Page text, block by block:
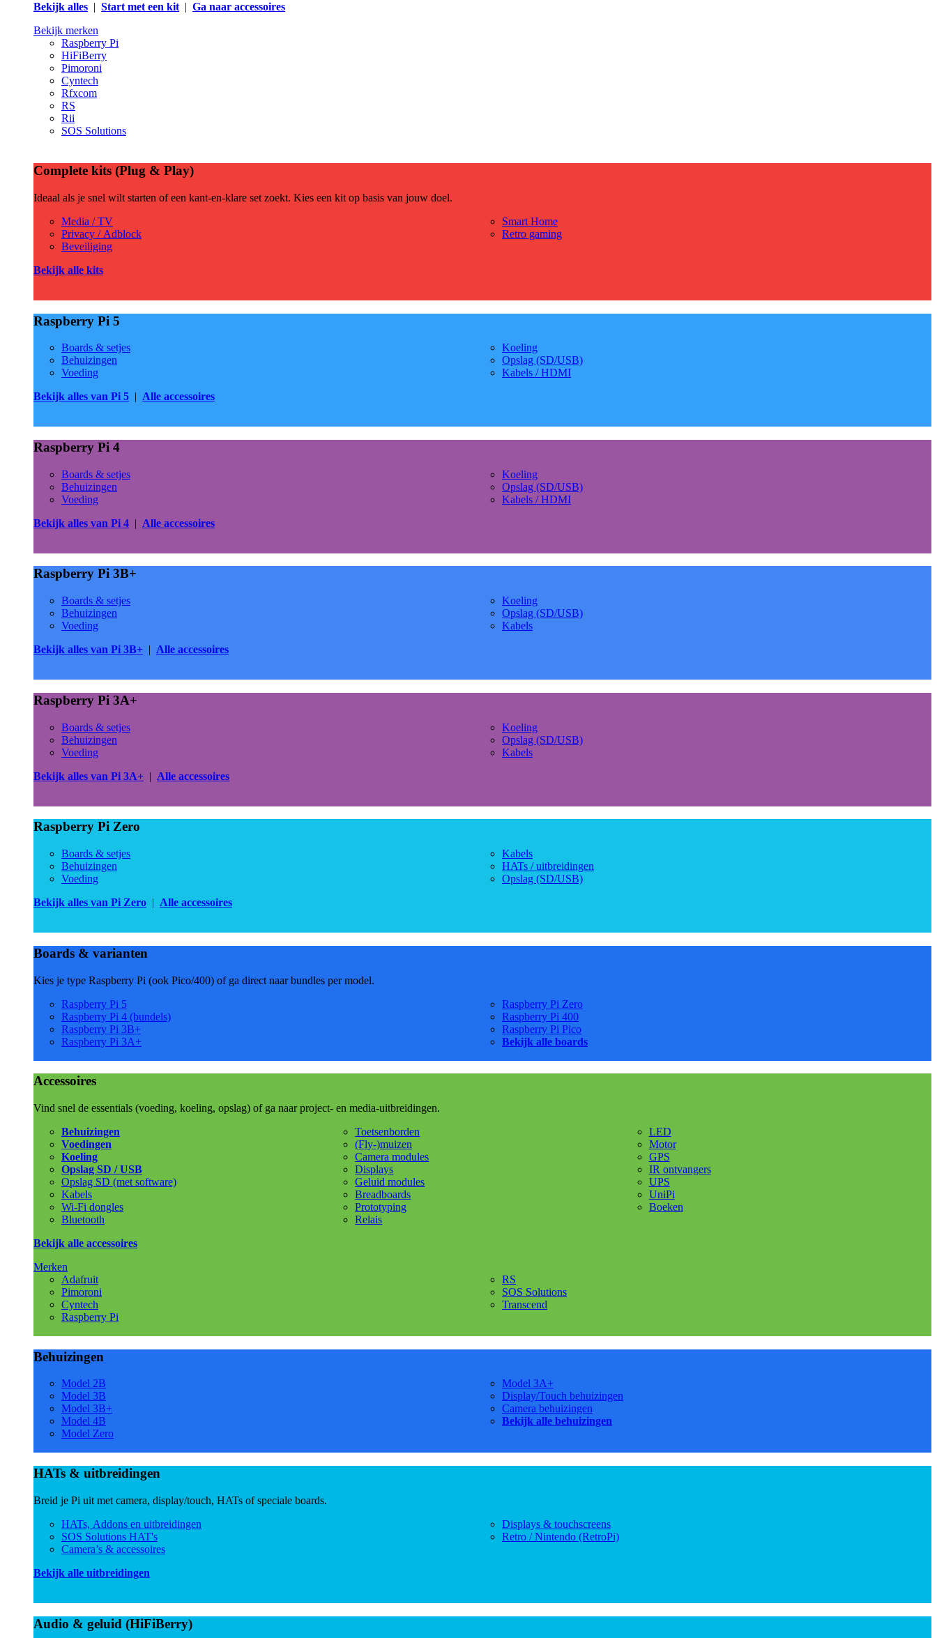
Bekijk alles | Start met een kit| Ga naar accessoires
Bekijk merken
Raspberry Pi
HiFiBerry
Pimoroni
Cyntech
Rfxcom
RS
Rii
SOS Solutions
Complete kits (Plug & Play)
Ideaal als je snel wilt starten of een kant-en-klare set zoekt. Kies een kit op basis van jouw doel.
Media / TV
Privacy / Adblock
Beveiliging
Smart Home
Retro gaming
Bekijk alle kits
Raspberry Pi 5
Boards & setjes
Behuizingen
Voeding
Koeling
Opslag (SD/USB)
Kabels / HDMI
Bekijk alles van Pi 5 | Alle accessoires
Raspberry Pi 4
Boards & setjes
Behuizingen
Voeding
Koeling
Opslag (SD/USB)
Kabels / HDMI
Bekijk alles van Pi 4 | Alle accessoires
Raspberry Pi 3B+
Boards & setjes
Behuizingen
Voeding
Koeling
Opslag (SD/USB)
Kabels
Bekijk alles van Pi 3B+ | Alle accessoires
Raspberry Pi 3A+
Boards & setjes
Behuizingen
Voeding
Koeling
Opslag (SD/USB)
Kabels
Bekijk alles van Pi 3A+ | Alle accessoires
Raspberry Pi Zero
Boards & setjes
Behuizingen
Voeding
Kabels
HATs / uitbreidingen
Opslag (SD/USB)
Bekijk alles van Pi Zero | Alle accessoires
Boards & varianten
Kies je type Raspberry Pi (ook Pico/400) of ga direct naar bundles per model.
Raspberry Pi 5
Raspberry Pi 4 (bundels)
Raspberry Pi 3B+
Raspberry Pi 3A+
Raspberry Pi Zero
Raspberry Pi 400
Raspberry Pi Pico
Bekijk alle boards
Accessoires
Vind snel de essentials (voeding, koeling, opslag) of ga naar project- en media-uitbreidingen.
Behuizingen
Voedingen
Koeling
Opslag SD / USB
Opslag SD (met software)
Kabels
Wi-Fi dongles
Bluetooth
Toetsenborden
(Fly-)muizen
Camera modules
Displays
Geluid modules
Breadboards
Prototyping
Relais
LED
Motor
GPS
IR ontvangers
UPS
UniPi
Boeken
Bekijk alle accessoires
Merken
Adafruit
Pimoroni
Cyntech
Raspberry Pi
RS
SOS Solutions
Transcend
Behuizingen
Model 2B
Model 3B
Model 3B+
Model 4B
Model Zero
Model 3A+
Display/Touch behuizingen
Camera behuizingen
Bekijk alle behuizingen
HATs & uitbreidingen
Breid je Pi uit met camera, display/touch, HATs of speciale boards.
HATs, Addons en uitbreidingen
SOS Solutions HAT's
Camera’s & accessoires
Displays & touchscreens
Retro / Nintendo (RetroPi)
Bekijk alle uitbreidingen
Audio & geluid (HiFiBerry)